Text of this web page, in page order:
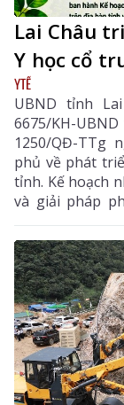
Lai Châu
Y học cổ
YTẾ
UBND tỉnh
6675/KH-
1250/QĐ-TTg
phủ về phát
tỉnh. Kế hoạch
và giải pháp
hướng hiện
hợp y học cổ
năng dược
chất lượng
thúc đẩy phát